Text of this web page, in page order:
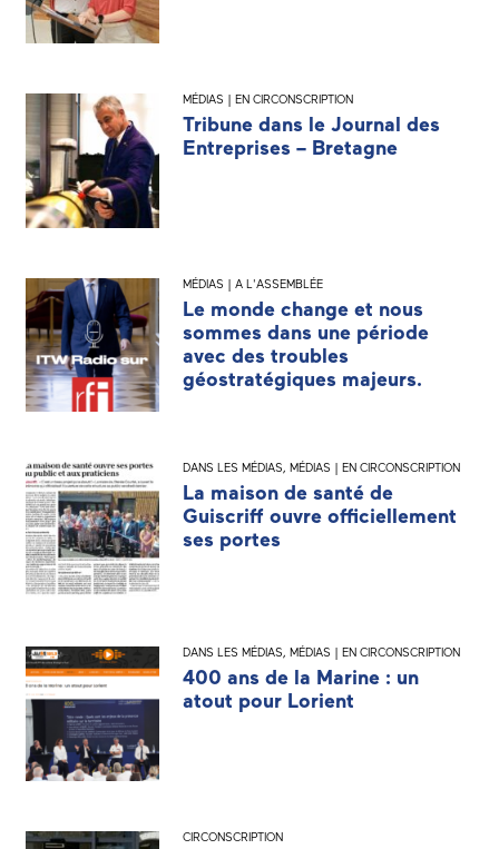
MÉDIAS | EN CIRCONSCRIPTION
Tribune dans le Journal des
Entreprises – Bretagne
MÉDIAS | A L'ASSEMBLÉE
Le monde change et nous
sommes dans une période
avec des troubles
géostratégiques majeurs.
DANS LES MÉDIAS, MÉDIAS | EN CIRCONSCRIPTION
La maison de santé de
Guiscriff ouvre officiellement
ses portes
DANS LES MÉDIAS, MÉDIAS | EN CIRCONSCRIPTION
400 ans de la Marine : un
atout pour Lorient
CIRCONSCRIPTION